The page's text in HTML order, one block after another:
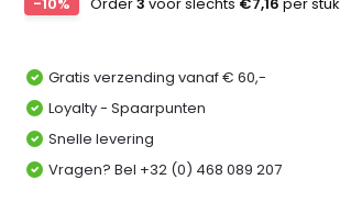
Gratis verzending vanaf € 60,-
Loyalty - Spaarpunten
Snelle levering
Vragen? Bel +32 (0) 468 089 207